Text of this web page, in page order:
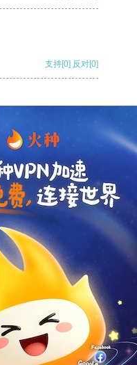
支持[0] 反对[0]
支持
支持[0] 反对[0]
支持[0] 反对[0]